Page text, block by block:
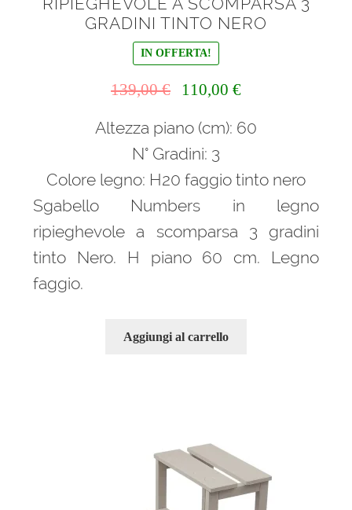
GRADINI TINTO NERO
IN OFFERTA!
139,00€
originale
139,00 €.
110,00 €Il
attuale
Altezza piano (cm): 60
N° Gradini: 3
Colore legno: H20 faggio tinto nero
Sgabello Numbers in legno
ripieghevole a scomparsa 3 gradini
tinto Nero. H piano 60 cm. Legno
faggio.
Aggiungi al carrello